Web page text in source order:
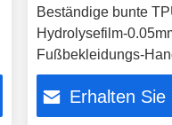
Beständige bunte
Hydrolysefilm-
Fußbekleidungs-
Erhalten